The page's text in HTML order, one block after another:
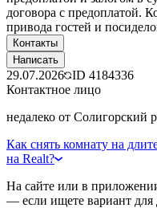
договора с предоплатой.
привода гостей и
Контакты
Написать
29.07.2026 ID 4184336
Контактное лицо
недалеко от Солигорский
Как снять комнату на
на Realt?
На сайте или в
— если ищете вариант для